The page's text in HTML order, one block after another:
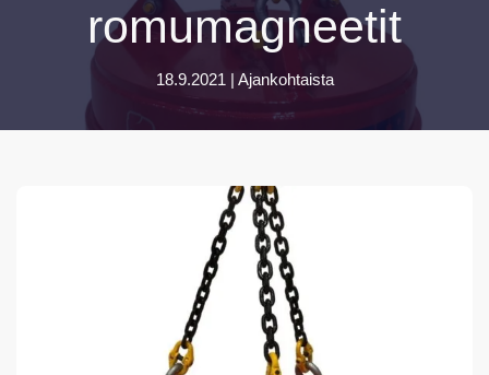
romumagneetit
18.9.2021 | Ajankohtaista